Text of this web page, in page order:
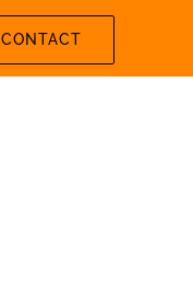
CONTACT